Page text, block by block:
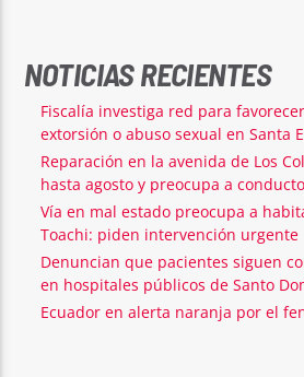
NOTICIAS RECIENTES
Fiscalía investiga red para
extorsión o abuso sexual en Santa
Reparación en la avenida de Los
hasta agosto y preocupa a
Vía en mal estado preocupa a
Toachi: piden intervención urgente
Denuncian que pacientes siguen
en hospitales públicos de Santo
Ecuador en alerta naranja por el